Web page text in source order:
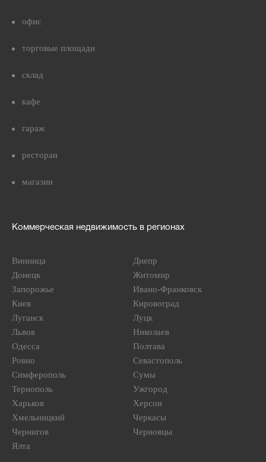
офис
торговые площади
склад
кафе
гараж
ресторан
магазин
Коммерческая недвижимость в регионах
Винница
Днепр
Донецк
Житомир
Запорожье
Ивано-Франковск
Киев
Кировоград
Луганск
Луцк
Львов
Николаев
Одесса
Полтава
Ровно
Севастополь
Симферополь
Сумы
Тернополь
Ужгород
Харьков
Херсон
Хмельницкий
Черкасы
Чернигов
Черновцы
Ялта